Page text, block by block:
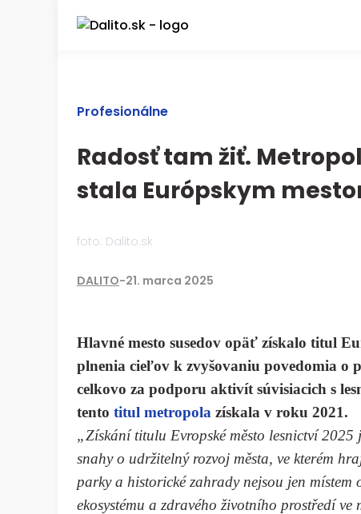
Profesionálne
Radosť tam žiť.
stala Európskym
foto: Dalito.sk
DALITO-21. marca 2025
Hlavné mesto susedov opäť získalo titul
plnenia cieľov k zvyšovaniu povedomia o
celkovo za podporu aktivít súvisiacich s
tento titul metropola získala v roku 2021.
„Získání titulu Evropské město lesnictví 2025
snahy o udržitelný rozvoj města, ve kterém
parky a historické zahrady nejsou jen
ekosystému a zdravého životního prostředí ve